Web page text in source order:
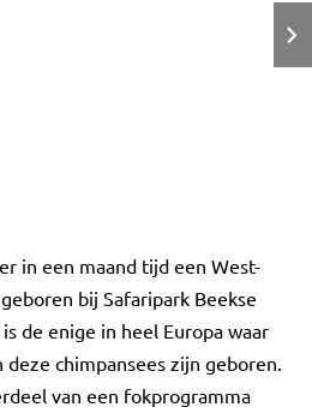
in een maand tijd een West-
bij Safaripark Beekse
de enige in heel Europa waar
chimpansees zijn geboren.
van een fokprogramma